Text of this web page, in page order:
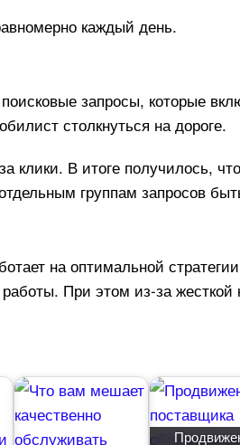
каждый день.
запросы, которые
столкнуться на дороге.
клики. В итоге получилось,
группам запросов
на оптимальной
При этом из-за